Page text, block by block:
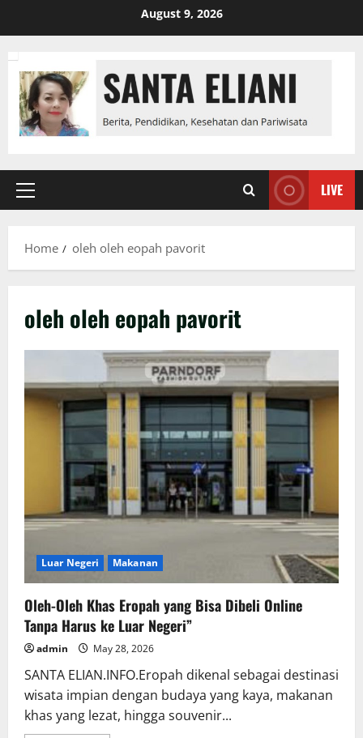
August 9, 2026
Primary
LIVE
Home oleh oleh eopah pavorit
oleh oleh eopah pavorit
Luar Negeri Makanan
Oleh-Oleh Khas Eropah yang Bisa Dibeli Online
Tanpa Harus ke Luar Negeri”
admin May 28, 2026
SANTA ELIAN.INFO.Eropah dikenal sebagai destinasi
wisata impian dengan budaya yang kaya, makanan
khas yang lezat, hingga souvenir...